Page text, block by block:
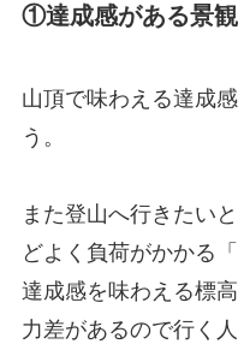
①達成感がある景
山頂で味わえる達成
う。
また登山へ行きたい
どよく負荷がかかる
達成感を味わえる標
力差があるので行く